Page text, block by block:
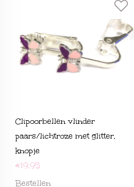
Clipoorbellen vlinder
paars/lichtroze met glitter,
knopje
€19,95
Bestellen